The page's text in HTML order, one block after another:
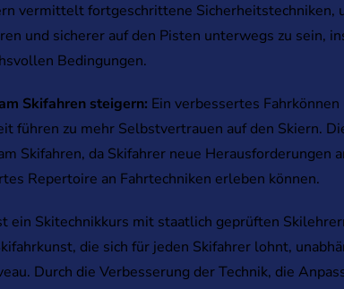
vermittelt fortgeschrittene Sicherheitstechniken,
und sicherer auf den Pisten unterwegs zu sein,
Bedingungen.
Skifahren steigern: Ein verbessertes
führen zu mehr Selbstvertrauen auf den Skiern.
Skifahren, da Skifahrer neue Herausforderungen
Repertoire an Fahrtechniken erleben können.
ein Skitechnikkurs mit staatlich geprüften
die sich für jeden Skifahrer lohnt,
Durch die Verbesserung der Technik, die